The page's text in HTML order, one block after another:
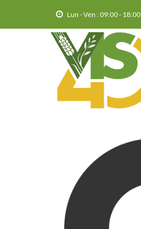
Lun - Ven : 09:00 - 18:00